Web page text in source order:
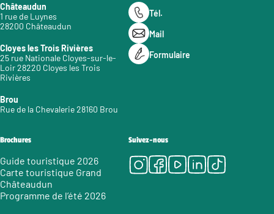
Châteaudun
1 rue de Luynes
28200 Châteaudun
Cloyes les Trois Rivières
25 rue Nationale Cloyes-sur-le-
Loir 28220 Cloyes les Trois
Rivières
Brou
Rue de la Chevalerie 28160 Brou
Tél.
Mail
Formulaire
Brochures
Guide touristique 2026
Carte touristique Grand
Châteaudun
Programme de l’été 2026
Suivez-nous
Instagram
Facebook
Youtube
LinkedIn
Tiktok